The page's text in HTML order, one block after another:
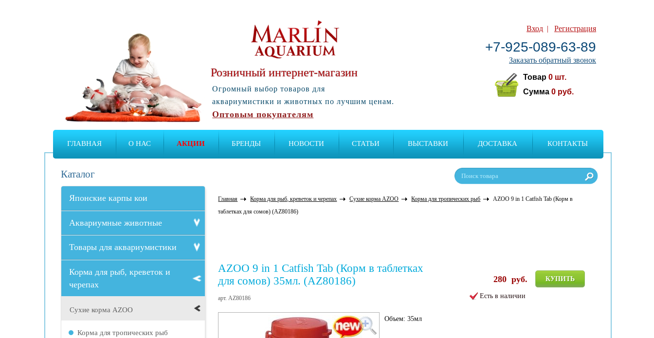
Вход |Регистрация
+7-925-089-63-89
Заказать обратный звонок
Товар0 шт.
Сумма0 руб.
Розничный интернет-магазин
Огромный выбор товаров для
аквариумистики и животных по лучшим ценам.
Оптовым покупателям
ГЛАВНАЯ О НАС АКЦИИ БРЕНДЫ НОВОСТИ СТАТЬИ ВЫСТАВКИ ДОСТАВКА КОНТАКТЫ
Каталог
Японские карпы кои
Аквариумные животные
Товары для аквариумистики
Корма для рыб, креветок и
черепах
Сухие корма AZOO
Корма для тропических рыб
Главная Корма для рыб, креветок и черепах Сухие корма AZOO Корма для тропических рыб
AZOO 9 in 1 Catfish Tab (Корм в
таблетках для сомов) (AZ80186)
AZOO 9 in 1 Catfish Tab (Корм в таблетках
для сомов) 35мл. (AZ80186)
арт. AZ80186
КУПИТЬ
280 руб.
Есть в наличии
Объем: 35мл